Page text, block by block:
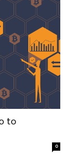
to
0